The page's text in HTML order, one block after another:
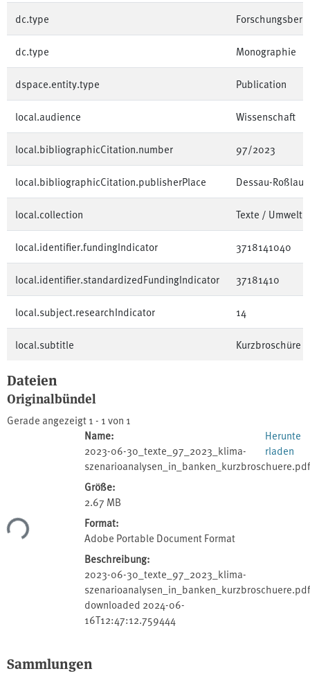
dc.type
dc.type Monographie
dspace.entity.type Publication
local.audience Wissenschaft
local.bibliographicCitation.number 97/2023
local.bibliographicCitation.publisherPlace Dessau-Roßlau
local.collection Texte /
local.identifier.fundingIndicator 3718141040
local.identifier.standardizedFundingIndicator 37181410
local.subject.researchIndicator 14
local.subtitle Kurzbroschüre
Dateien
Originalbündel
Gerade angezeigt1 - 1 von 1
Name:
2023-06-30_texte_97_2023_klima-
szenarioanalysen_in_banken_kurzbroschuere.pdf
Größe:
2.67 MB
Format:
Adobe Portable Document Format
Beschreibung:
2023-06-30_texte_97_2023_klima-
downloaded 2024-06-
16T12:47:12.759444
Herunte
rladen
Sammlungen